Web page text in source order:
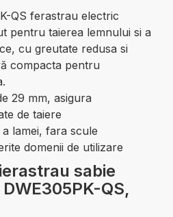
QS ferastrau electric
pentru taierea lemnului si a
cu greutate redusa si
compacta pentru
29 mm, asigura
de taiere
lamei, fara scule
domenii de utilizare
sabie
QS,